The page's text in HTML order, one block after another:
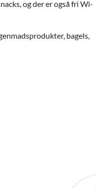
og der er også fri Wi-
bagels,